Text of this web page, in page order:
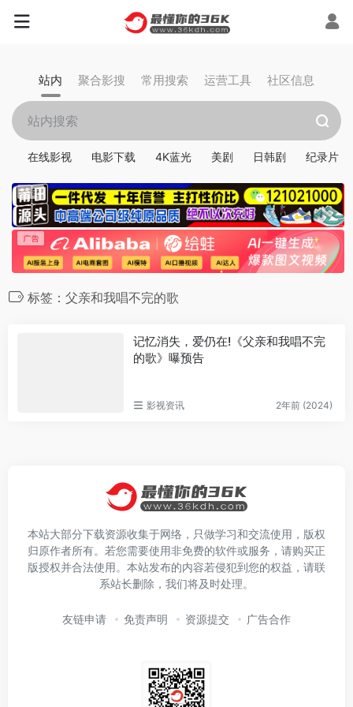
站内 聚合影搜 常用搜索 运营工具 社区信息
在线影视 电影下载 4K蓝光 美剧 日韩剧 纪录片
标签：父亲和我唱不完的歌
记忆消失，爱仍在!《父亲和我唱不完
的歌》曝预告
影视资讯 2年前 (2024)
本站大部分下载资源收集于网络，只做学习和交流使用，版权
归原作者所有。若您需要使用非免费的软件或服务，请购买正
版授权并合法使用。本站发布的内容若侵犯到您的权益，请联
系站长删除，我们将及时处理。
友链申请 免责声明 资源提交 广告合作